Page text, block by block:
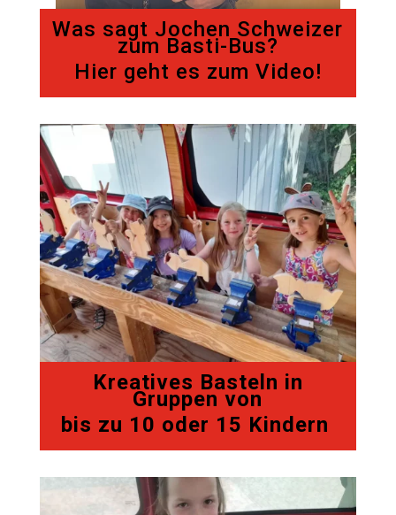
Was sagt Jochen Schweizer
zum Basti-Bus?
Hier geht es zum Video!
Kreatives Basteln in
Gruppen von
bis zu 10 oder 15 Kindern